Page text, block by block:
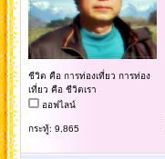
ชีวิต คือ การท่องเที่ยว การท่อง
เที่ยว คือ ชีวิตเรา
ออฟไลน์
กระทู้: 9,865